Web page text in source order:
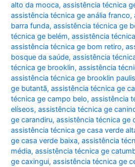
alto da mooca,assistência técnica
assistência técnica ge anália franco,
barra funda,assistência técnica ge
técnica ge belém,assistência
assistência técnica ge bom retiro,
bosque da saúde,assistência
técnica ge brooklin,assistência
assistência técnica ge brooklin
ge butantã,assistência técnica ge
técnica ge campo belo,assistência
elíseos,assistência técnica ge
ge carandiru,assistência técnica ge
assistência técnica ge casa verde
ge casa verde baixa,assistência
média,assistência técnica ge
ge caxingui,assistência técnica ge